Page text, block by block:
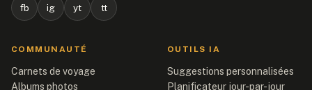
fb ig yt tt
COMMUNAUTÉ
Carnets de voyage
Albums photos
OUTILS IA
Suggestions personnalisées
Planificateur jour-par-jour